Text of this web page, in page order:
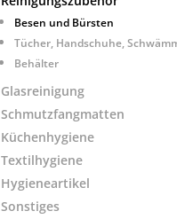
Besen und Bürsten
Tücher, Handschuhe,
Behälter
Glasreinigung
Schmutzfangmatten
Küchenhygiene
Textilhygiene
Hygieneartikel
Sonstiges